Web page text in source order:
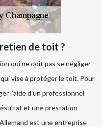
de toit ?
qui ne doit pas se négliger
vise à protéger le toit. Pour
l’aide d’un professionnel
et une prestation
est une entreprise